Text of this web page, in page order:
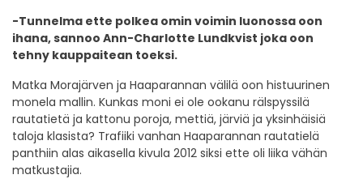
-Tunnelma ette polkea omin voimin luonossa oon
ihana, sannoo Ann-Charlotte Lundkvist joka oon
tehny kauppaitean toeksi.
Matka Morajärven ja Haaparannan välilä oon histuurinen
monela mallin. Kunkas moni ei ole ookanu rälspyssilä
rautatietä ja kattonu poroja, mettiä, järviä ja yksinhäisiä
taloja klasista? Trafiiki vanhan Haaparannan rautatielä
panthiin alas aikasella kivula 2012 siksi ette oli liika vähän
matkustajia.